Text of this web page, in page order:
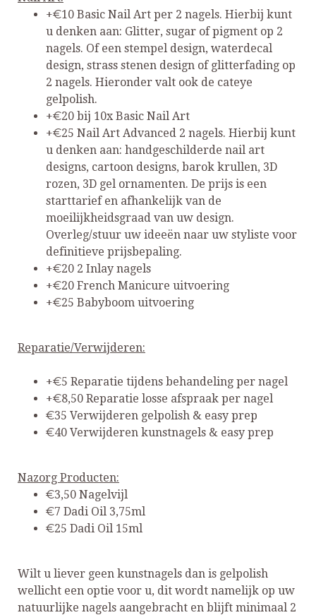
+€10 Basic Nail Art per 2 nagels. Hierbij kunt
u denken aan: Glitter, sugar of pigment op 2
nagels. Of een stempel design, waterdecal
design, strass stenen design of glitterfading op
2 nagels. Hieronder valt ook de cateye
gelpolish.
+€20 bij 10x Basic Nail Art
+€25 Nail Art Advanced 2 nagels. Hierbij kunt
u denken aan: handgeschilderde nail art
designs, cartoon designs, barok krullen, 3D
rozen, 3D gel ornamenten. De prijs is een
starttarief en afhankelijk van de
moeilijkheidsgraad van uw design.
Overleg/stuur uw ideeën naar uw styliste voor
definitieve prijsbepaling.
+€20 2 Inlay nagels
+€20 French Manicure uitvoering
+€25 Babyboom uitvoering
Reparatie/Verwijderen:
+€5 Reparatie tijdens behandeling per nagel
+€8,50 Reparatie losse afspraak per nagel
€35 Verwijderen gelpolish & easy prep
€40 Verwijderen kunstnagels & easy prep
Nazorg Producten:
€3,50 Nagelvijl
€7 Dadi Oil 3,75ml
€25 Dadi Oil 15ml
Wilt u liever geen kunstnagels dan is gelpolish
wellicht een optie voor u, dit wordt namelijk op uw
natuurlijke nagels aangebracht en blijft minimaal 2